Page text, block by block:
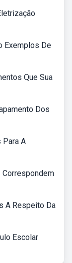
Exemplos De
Que Sua
Dos
Para A
A Respeito Da
Escolar